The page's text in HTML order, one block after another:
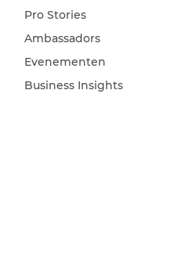
Pro Stories
Ambassadors
Evenementen
Business Insights